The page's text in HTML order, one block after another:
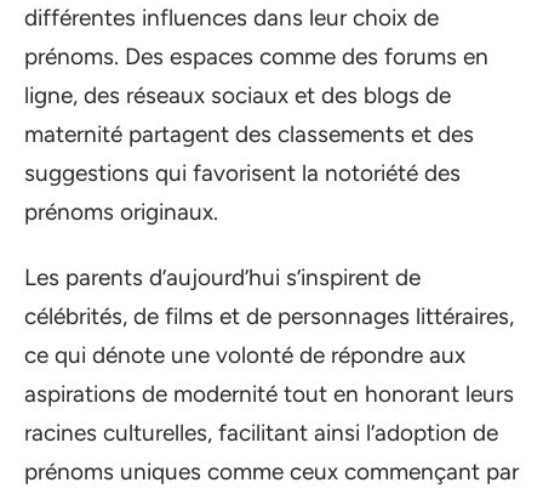
différentes influences dans leur choix de
prénoms. Des espaces comme des forums en
ligne, des réseaux sociaux et des blogs de
maternité partagent des classements et des
suggestions qui favorisent la notoriété des
prénoms originaux.
Les parents d’aujourd’hui s’inspirent de
célébrités, de films et de personnages littéraires,
ce qui dénote une volonté de répondre aux
aspirations de modernité tout en honorant leurs
racines culturelles, facilitant ainsi l’adoption de
prénoms uniques comme ceux commençant par